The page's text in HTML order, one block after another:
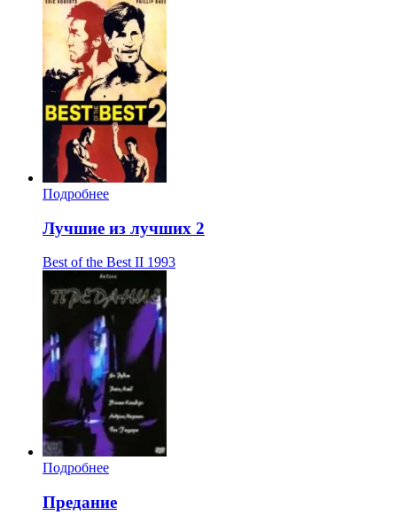
Подробнее
Лучшие из лучших 2
Best of the Best II 1993
Подробнее
Предание